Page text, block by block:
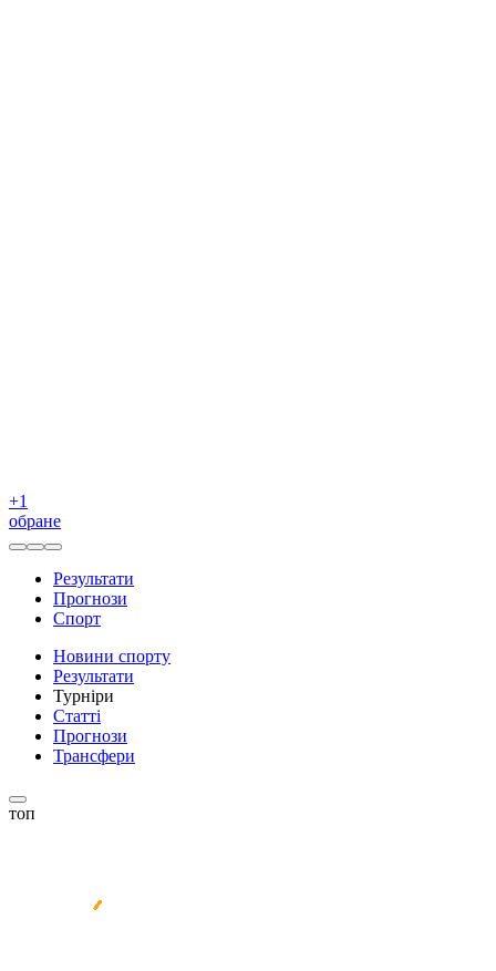
+1
обране
Результати
Прогнози
Спорт
Новини спорту
Результати
Турніри
Статті
Прогнози
Трансфери
топ